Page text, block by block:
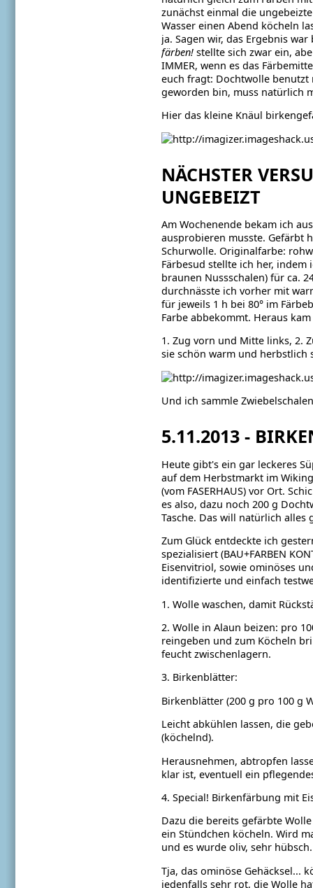
zunächst einmal die
Wasser einen Abend köcheln
ja. Sagen wir, das Ergebnis
färben!stellte sich zwar ein,
IMMER, wenn es das
euch fragt: Dochtwolle benutzt
geworden bin, muss natürlich
Hier das kleine Knäul
NÄCHSTER
UNGEBEIZT
Am Wochenende bekam ich
ausprobieren musste. Gefärbt
Schurwolle. Originalfarbe:
Färbesud stellte ich her,
braunen Nussschalen) für ca.
durchnässte ich vorher mit
für jeweils 1 h bei 80° im
Farbe abbekommt. Heraus kam
1. Zug vorn und Mitte links, 2.
sie schön warm und herbstlich
Und ich sammle
5.11.2013 -
Heute gibt's ein gar leckeres
auf dem Herbstmarkt im
(vom FASERHAUS) vor Ort.
es also, dazu noch 200 g
Tasche. Das will natürlich alles
Zum Glück entdeckte ich
spezialisiert (BAU+FARBEN
Eisenvitriol, sowie ominöses
identifizierte und einfach
1. Wolle waschen, damit
2. Wolle in Alaun beizen: pro
reingeben und zum Köcheln
feucht zwischenlagern.
3. Birkenblätter:
Birkenblätter (200 g pro 100 g
Leicht abkühlen lassen, die
(köchelnd).
Herausnehmen, abtropfen
klar ist, eventuell ein
4. Special! Birkenfärbung mit
Dazu die bereits gefärbte
ein Stündchen köcheln. Wird
und es wurde oliv, sehr hübsch.
Tja, das ominöse Gehäcksel...
jedenfalls sehr rot, die Wolle